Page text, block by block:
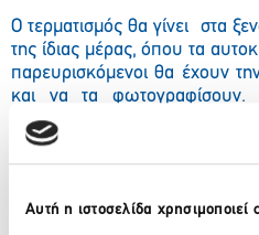
Αυτή η ιστοσελίδα χρησιμοποιεί
Ο τερματισμός θα γίνει στα
της ίδιας μέρας, όπου τα
παρευρισκόμενοι θα έχουν
και να τα
Γουβιών θα γίνει ο
καλύτερων μοντέλων.
αυτό αγώνα απολαμβάνοντας